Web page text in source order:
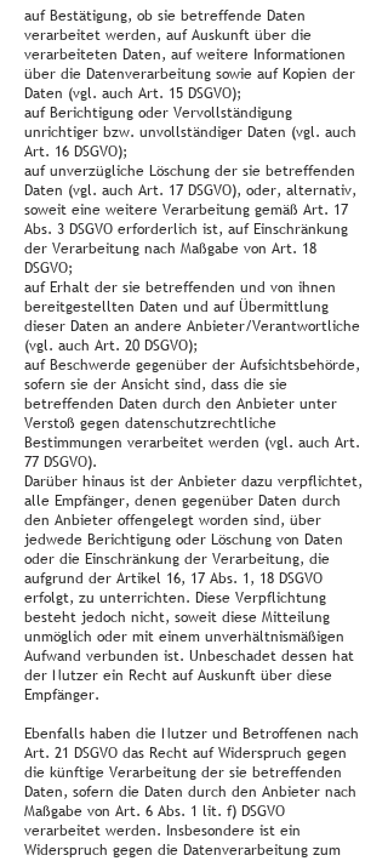
auf Bestätigung, ob sie betreffende Daten
verarbeitet werden, auf Auskunft über die
verarbeiteten Daten, auf weitere Informationen
über die Datenverarbeitung sowie auf Kopien der
Daten (vgl. auch Art. 15 DSGVO);
auf Berichtigung oder Vervollständigung
unrichtiger bzw. unvollständiger Daten (vgl. auch
Art. 16 DSGVO);
auf unverzügliche Löschung der sie betreffenden
Daten (vgl. auch Art. 17 DSGVO), oder, alternativ,
soweit eine weitere Verarbeitung gemäß Art. 17
Abs. 3 DSGVO erforderlich ist, auf Einschränkung
der Verarbeitung nach Maßgabe von Art. 18
DSGVO;
auf Erhalt der sie betreffenden und von ihnen
bereitgestellten Daten und auf Übermittlung
dieser Daten an andere Anbieter/Verantwortliche
(vgl. auch Art. 20 DSGVO);
auf Beschwerde gegenüber der Aufsichtsbehörde,
sofern sie der Ansicht sind, dass die sie
betreffenden Daten durch den Anbieter unter
Verstoß gegen datenschutzrechtliche
Bestimmungen verarbeitet werden (vgl. auch Art.
77 DSGVO).
Darüber hinaus ist der Anbieter dazu verpflichtet,
alle Empfänger, denen gegenüber Daten durch
den Anbieter offengelegt worden sind, über
jedwede Berichtigung oder Löschung von Daten
oder die Einschränkung der Verarbeitung, die
aufgrund der Artikel 16, 17 Abs. 1, 18 DSGVO
erfolgt, zu unterrichten. Diese Verpflichtung
besteht jedoch nicht, soweit diese Mitteilung
unmöglich oder mit einem unverhältnismäßigen
Aufwand verbunden ist. Unbeschadet dessen hat
der Nutzer ein Recht auf Auskunft über diese
Empfänger.
Ebenfalls haben die Nutzer und Betroffenen nach
Art. 21 DSGVO das Recht auf Widerspruch gegen
die künftige Verarbeitung der sie betreffenden
Daten, sofern die Daten durch den Anbieter nach
Maßgabe von Art. 6 Abs. 1 lit. f) DSGVO
verarbeitet werden. Insbesondere ist ein
Widerspruch gegen die Datenverarbeitung zum